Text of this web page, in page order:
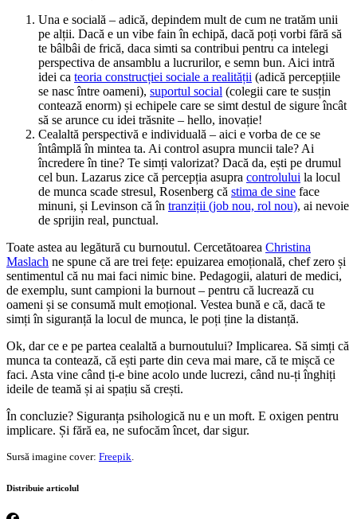
Una e socială – adică, depindem mult de cum ne tratăm unii
pe alții. Dacă e un vibe fain în echipă, dacă poți vorbi fără să
te bâlbâi de frică, daca simti sa contribui pentru ca intelegi
perspectiva de ansamblu a lucrurilor, e semn bun. Aici intră
idei ca teoria construcției sociale a realității (adică percepțiile
se nasc între oameni), suportul social (colegii care te susțin
contează enorm) și echipele care se simt destul de sigure încât
să se arunce cu idei trăsnite – hello, inovație!
Cealaltă perspectivă e individuală – aici e vorba de ce se
întâmplă în mintea ta. Ai control asupra muncii tale? Ai
încredere în tine? Te simți valorizat? Dacă da, ești pe drumul
cel bun. Lazarus zice că percepția asupra controlului la locul
de munca scade stresul, Rosenberg că stima de sine face
minuni, și Levinson că în tranziții (job nou, rol nou), ai nevoie
de sprijin real, punctual.
Toate astea au legătură cu burnoutul. Cercetătoarea Christina
Maslach ne spune că are trei fețe: epuizarea emoțională, chef zero și
sentimentul că nu mai faci nimic bine. Pedagogii, alaturi de medici,
de exemplu, sunt campioni la burnout – pentru că lucrează cu
oameni și se consumă mult emoțional. Vestea bună e că, dacă te
simți în siguranță la locul de munca, le poți ține la distanță.
Ok, dar ce e pe partea cealaltă a burnoutului? Implicarea. Să simți că
munca ta contează, că ești parte din ceva mai mare, că te mișcă ce
faci. Asta vine când ți-e bine acolo unde lucrezi, când nu-ți înghiți
ideile de teamă și ai spațiu să crești.
În concluzie? Siguranța psihologică nu e un moft. E oxigen pentru
implicare. Și fără ea, ne sufocăm încet, dar sigur.
Sursă imagine cover: Freepik
Distribuie articolul